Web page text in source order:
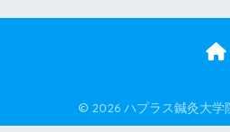
© 2026 ハプラス鍼灸大学